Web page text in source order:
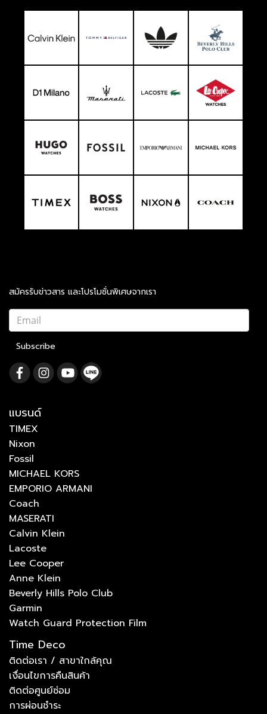
สมัครรับข่าวสาร และโปรโมชั่นพิเศษจากเรา
Subscribe
แบรนด์
TIMEX
Nixon
Fossil
MICHAEL KORS
EMPORIO ARMANI
Coach
MASERATI
Calvin Klein
Lacoste
Lee Cooper
Anne Klein
Beverly Hills Polo Club
Garmin
Watch Guard Protection Film
Time Deco
ติดต่อเรา / สาขาใกล้คุณ
เงื่อนไขการคืนสินค้า
ติดต่อศูนย์ซ่อม
การผ่อนชำระ